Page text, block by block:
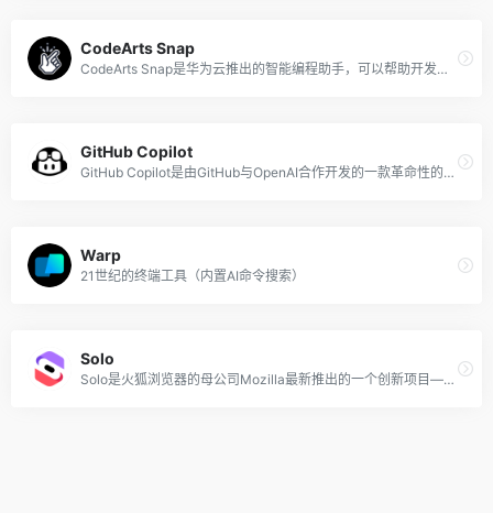
CodeArts Snap
CodeArts Snap是华为云推出的智能编程助手，可以帮助开发者将自然语言转化为规范可阅读、无开源漏洞的安全编程语言，提升开发者编程效率，助力企业快速响应市场需求。其核心技术基于华为云PaaS技术创新Lab与华为诺亚方舟实验室联合打造的PanGu-Coder代码大模型，支持Python和Java语言，支持PyCharm、IntelliJ和VSCode等代码编辑器。
GitHub Copilot
GitHub Copilot是由GitHub与OpenAI合作开发的一款革命性的智能代码补全和生成工具，旨在帮助开发人员更高效、更准确、更快地编写代码。这款由人工智能驱动的编程助手与程序员常用的代码编辑器无缝集成，对全球各地的开发者来说都是代码神器和得力助手。
Warp
21世纪的终端工具（内置AI命令搜索）
Solo
Solo是火狐浏览器的母公司Mozilla最新推出的一个创新项目——面向个人企业家、自由职业者的一个人工智能网站创建工具。借助AI的能力，用户无需具有编程经验和代码知识，输入文本提示、可视化添加内容块、图像、布局、主题即可创建精美视觉效果的网页和网站。